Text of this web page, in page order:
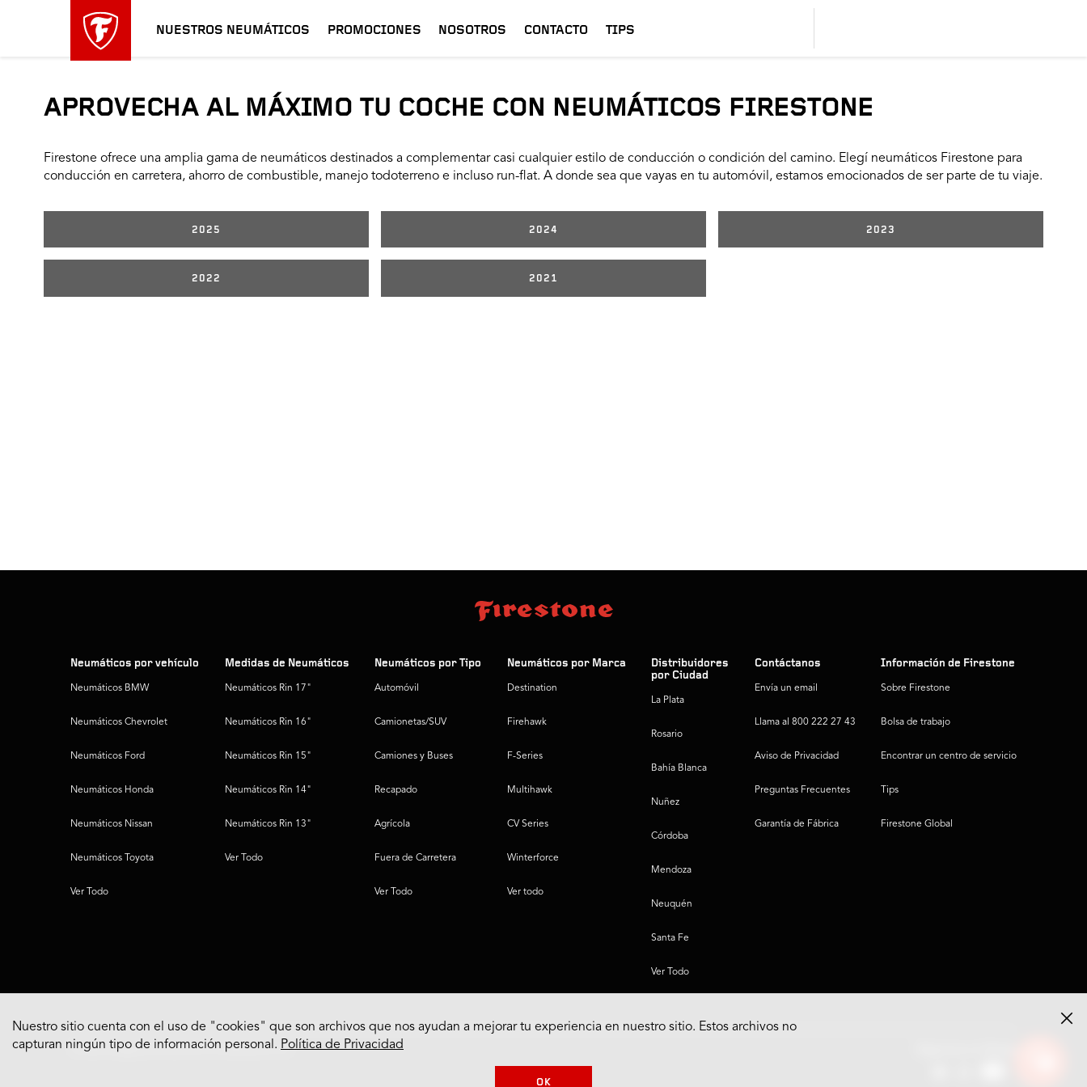
NUESTROS NEUMÁTICOS PROMOCIONES NOSOTROS CONTACTO TIPS
APROVECHA AL MÁXIMO TU COCHE CON NEUMÁTICOS FIRESTONE
Firestone ofrece una amplia gama de neumáticos destinados a complementar casi cualquier estilo de conducción o condición del camino. Elegí neumáticos Firestone para
conducción en carretera, ahorro de combustible, manejo todoterreno e incluso run-flat. A donde sea que vayas en tu automóvil, estamos emocionados de ser parte de tu viaje.
2025 2024 2023
2022 2021
Neumáticos por vehículo
Neumáticos BMW
Neumáticos Chevrolet
Neumáticos Ford
Neumáticos Honda
Neumáticos Nissan
Neumáticos Toyota
Ver Todo
Medidas de Neumáticos
Neumáticos Rin 17"
Neumáticos Rin 16"
Neumáticos Rin 15"
Neumáticos Rin 14"
Neumáticos Rin 13"
Ver Todo
Neumáticos por Tipo
Automóvil
Camionetas/SUV
Camiones y Buses
Recapado
Agrícola
Fuera de Carretera
Ver Todo
Neumáticos por Marca
Destination
Firehawk
F-Series
Multihawk
CV Series
Winterforce
Ver todo
Distribuidores
por Ciudad
La Plata
Rosario
Bahía Blanca
Nuñez
Córdoba
Mendoza
Neuquén
Santa Fe
Ver Todo
Contáctanos
Envía un email
Llama al 800 222 27 43
Aviso de Privacidad
Preguntas Frecuentes
Garantía de Fábrica
Información de Firestone
Sobre Firestone
Bolsa de trabajo
Encontrar un centro de servicio
Tips
Firestone Global
© 2022 Bridgestone Americas Tire Operations, LLC
Nuestro sitio cuenta con el uso de "cookies" que son archivos que nos ayudan a mejorar tu experiencia en nuestro sitio. Estos archivos no
capturan ningún tipo de información personal. Política de Privacidad
OK